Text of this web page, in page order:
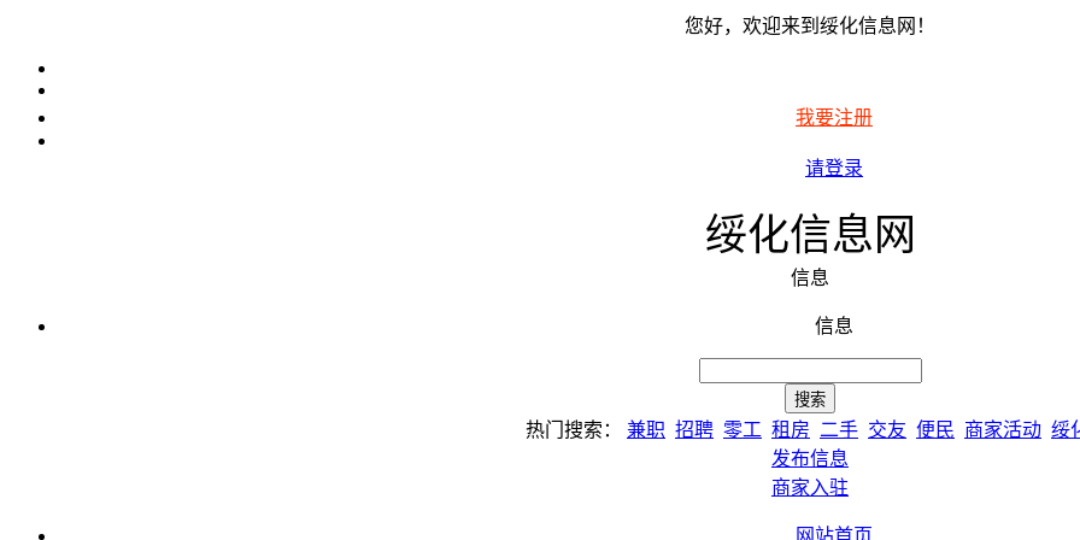
您好，欢迎来到绥化信息网！
我要注册
请登录
绥化信息网
信息
信息
热门搜索： 兼职 招聘 零工 租房 二手 交友 便民 商家活动 绥
发布信息
商家入驻
网站首页